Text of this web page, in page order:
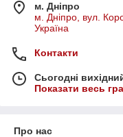
м. Дніпро
м. Дніпро, вул.
Україна
Контакти
Сьогодні
Показати весь
Про нас